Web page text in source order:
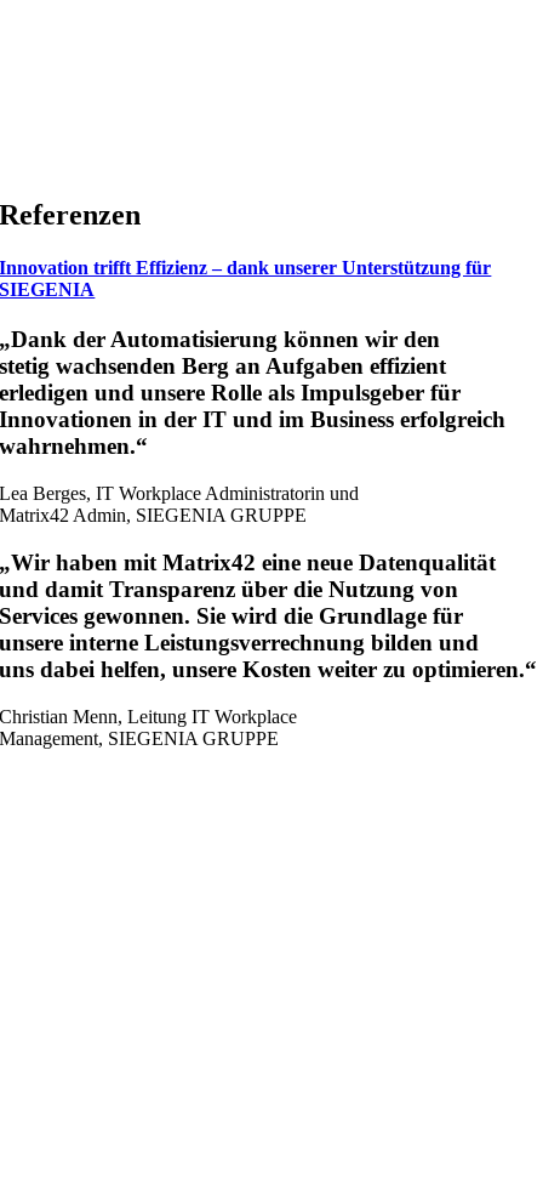
Referenzen
Innovation trifft Effizienz – dank unserer Unterstützung für
SIEGENIA
„Dank der Automatisierung können wir den
stetig wachsenden Berg an Aufgaben effizient
erledigen und unsere Rolle als Impulsgeber für
Innovationen in der IT und im Business erfolgreich
wahrnehmen.“
Lea Berges, IT Workplace Administratorin und
Matrix42 Admin, SIEGENIA GRUPPE
„Wir haben mit Matrix42 eine neue Datenqualität
und damit Transparenz über die Nutzung von
Services gewonnen. Sie wird die Grundlage für
unsere interne Leistungsverrechnung bilden und
uns dabei helfen, unsere Kosten weiter zu optimieren.“
Christian Menn, Leitung IT Workplace
Management, SIEGENIA GRUPPE